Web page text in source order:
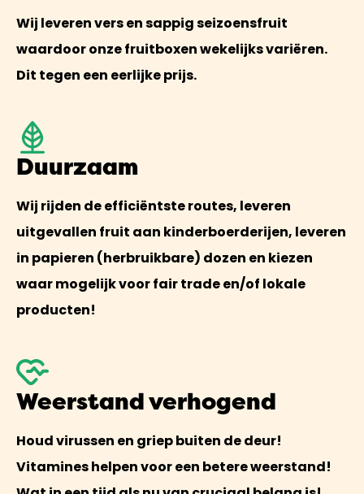
Wij leveren vers en sappig seizoensfruit
waardoor onze fruitboxen wekelijks variëren.
Dit tegen een eerlijke prijs.
Duurzaam
Wij rijden de efficiëntste routes, leveren
uitgevallen fruit aan kinderboerderijen, leveren
in papieren (herbruikbare) dozen en kiezen
waar mogelijk voor fair trade en/of lokale
producten!
Weerstand verhogend
Houd virussen en griep buiten de deur!
Vitamines helpen voor een betere weerstand!